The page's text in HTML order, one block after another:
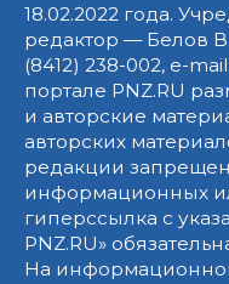
18.02.2022 года.
редактор — Белов
(8412) 238-002, e-
портале PNZ.RU
и авторские
авторских
редакции
информационных
гиперссылка с
PNZ.RU»
На